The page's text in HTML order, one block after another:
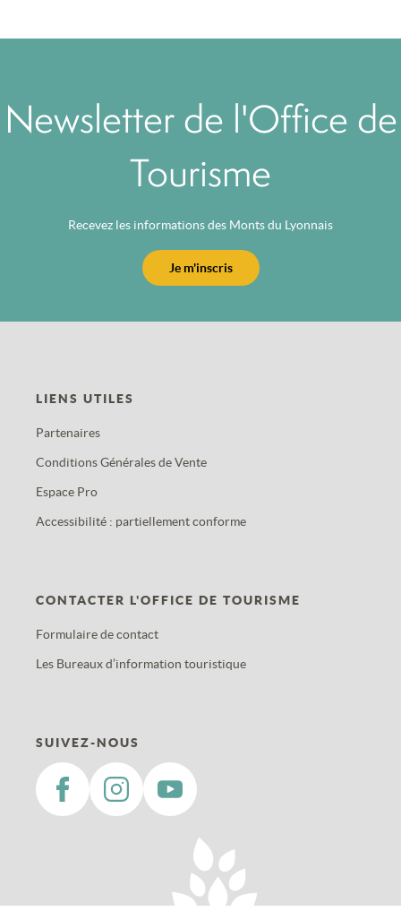
Newsletter de l'Office de
Tourisme
Recevez les informations des Monts du Lyonnais
Je m'inscris
LIENS UTILES
Partenaires
Conditions Générales de Vente
Espace Pro
Accessibilité : partiellement conforme
CONTACTER L'OFFICE DE TOURISME
Formulaire de contact
Les Bureaux d’information touristique
SUIVEZ-NOUS